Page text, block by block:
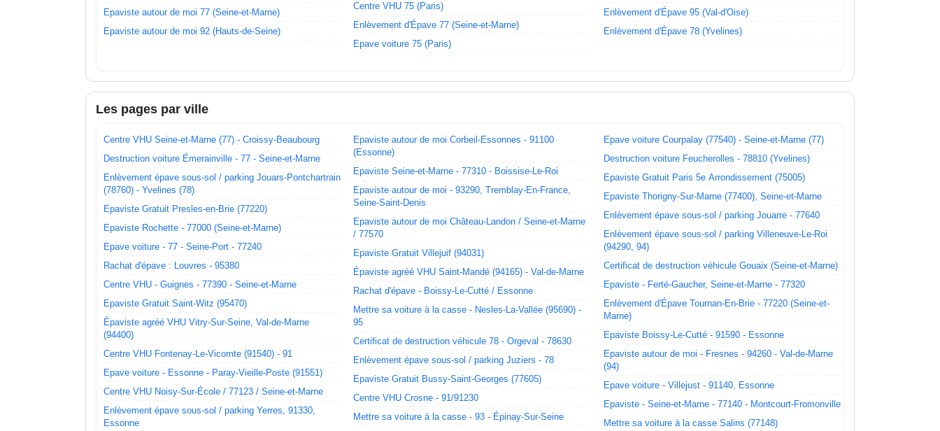
Epaviste autour de moi 77 (Seine-et-Marne)
Epaviste autour de moi 92 (Hauts-de-Seine)
Centre VHU 75 (Paris)
Enlèvement d'Épave 77 (Seine-et-Marne)
Epave voiture 75 (Paris)
Enlèvement d'Épave 95 (Val-d'Oise)
Enlèvement d'Épave 78 (Yvelines)
Les pages par ville
Centre VHU Seine-et-Marne (77) - Croissy-Beaubourg
Destruction voiture Émerainville - 77 - Seine-et-Marne
Enlèvement épave sous-sol / parking Jouars-Pontchartrain
(78760) - Yvelines (78)
Epaviste Gratuit Presles-en-Brie (77220)
Epaviste Rochette - 77000 (Seine-et-Marne)
Epave voiture - 77 - Seine-Port - 77240
Rachat d'épave : Louvres - 95380
Centre VHU - Guignes - 77390 - Seine-et-Marne
Epaviste Gratuit Saint-Witz (95470)
Épaviste agréé VHU Vitry-Sur-Seine, Val-de-Marne
(94400)
Centre VHU Fontenay-Le-Vicomte (91540) - 91
Epave voiture - Essonne - Paray-Vieille-Poste (91551)
Centre VHU Noisy-Sur-École / 77123 / Seine-et-Marne
Enlèvement épave sous-sol / parking Yerres, 91330,
Essonne
Epaviste autour de moi Corbeil-Essonnes - 91100
(Essonne)
Epaviste Seine-et-Marne - 77310 - Boissise-Le-Roi
Epaviste autour de moi - 93290, Tremblay-En-France,
Seine-Saint-Denis
Epaviste autour de moi Château-Landon / Seine-et-Marne
/ 77570
Epaviste Gratuit Villejuif (94031)
Épaviste agréé VHU Saint-Mandé (94165) - Val-de-Marne
Rachat d'épave - Boissy-Le-Cutté / Essonne
Mettre sa voiture à la casse - Nesles-La-Vallée (95690) -
95
Certificat de destruction véhicule 78 - Orgeval - 78630
Enlèvement épave sous-sol / parking Juziers - 78
Epaviste Gratuit Bussy-Saint-Georges (77605)
Centre VHU Crosne - 91/91230
Mettre sa voiture à la casse - 93 - Épinay-Sur-Seine
Epave voiture Courpalay (77540) - Seine-et-Marne (77)
Destruction voiture Feucherolles - 78810 (Yvelines)
Epaviste Gratuit Paris 5e Arrondissement (75005)
Epaviste Thorigny-Sur-Marne (77400), Seine-et-Marne
Enlèvement épave sous-sol / parking Jouarre - 77640
Enlèvement épave sous-sol / parking Villeneuve-Le-Roi
(94290, 94)
Certificat de destruction véhicule Gouaix (Seine-et-Marne)
Epaviste - Ferté-Gaucher, Seine-et-Marne - 77320
Enlèvement d'Épave Tournan-En-Brie - 77220 (Seine-et-
Marne)
Epaviste Boissy-Le-Cutté - 91590 - Essonne
Epaviste autour de moi - Fresnes - 94260 - Val-de-Marne
(94)
Epave voiture - Villejust - 91140, Essonne
Epaviste - Seine-et-Marne - 77140 - Montcourt-Fromonville
Mettre sa voiture à la casse Salins (77148)